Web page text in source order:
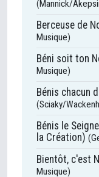
(Mannick/
Berceuse de
Musique)
Béni soit ton
Musique)
Bénis chacun
(Sciaky/
Bénis le
la Création)
Bientôt, c'est
Musique)